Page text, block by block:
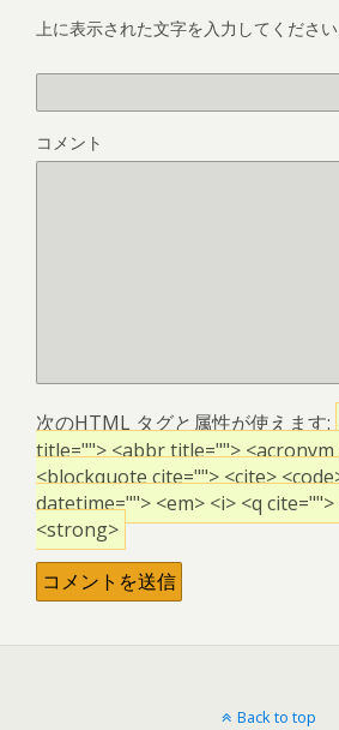
上に表示された文字を入力してください
コメント
次のHTML タグと属性が使えます:
title=""> <abbr title="">
<blockquote cite=""> <cite>
datetime=""> <em> <i> <q
<strong>
Back to top